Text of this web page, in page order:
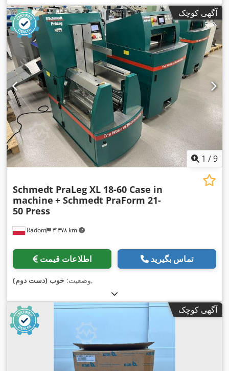
میلی‌متر, تجهیزات: اِی‌بی‌اِس‎, بالابر عقب,
آگهی کوچک
1 /9
Radom ۳٬۳۷۸ km
Schmedt PraLeg XL 18-60 Case in
machine + Schmedt PraForm 21-
50 Press
اطلاعات قیمت تماس بگیرید
وضعیت: خوب (دست دوم) ,
آگهی کوچک